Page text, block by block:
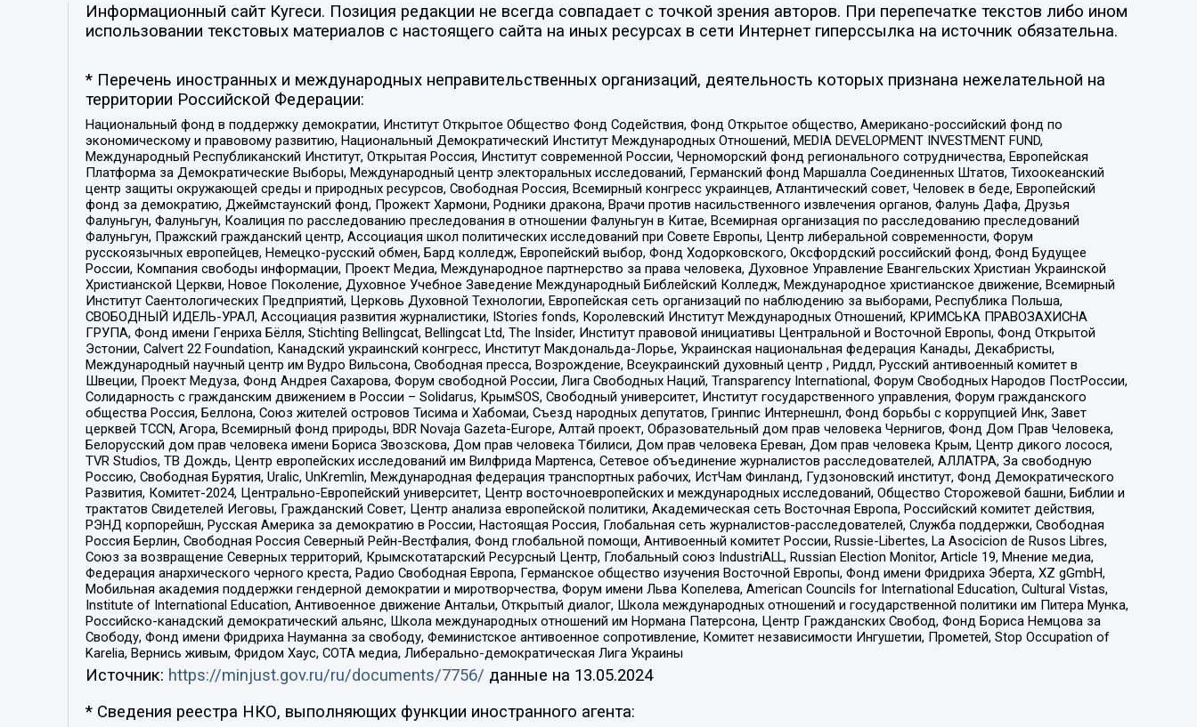
Информационный сайт Кугеси. Позиция редакции не всегда совпадает с точкой зрения авторов. При перепечатке текстов либо ином
использовании текстовых материалов с настоящего сайта на иных ресурсах в сети Интернет гиперссылка на источник обязательна.
* Перечень иностранных и международных неправительственных организаций, деятельность которых признана нежелательной на
территории Российской Федерации:
Национальный фонд в поддержку демократии, Институт Открытое Общество Фонд Содействия, Фонд Открытое общество, Американо-российский фонд по
экономическому и правовому развитию, Национальный Демократический Институт Международных Отношений, MEDIA DEVELOPMENT INVESTMENT FUND,
Международный Республиканский Институт, Открытая Россия, Институт современной России, Черноморский фонд регионального сотрудничества, Европейская
Платформа за Демократические Выборы, Международный центр электоральных исследований, Германский фонд Маршалла Соединенных Штатов, Тихоокеанский
центр защиты окружающей среды и природных ресурсов, Свободная Россия, Всемирный конгресс украинцев, Атлантический совет, Человек в беде, Европейский
фонд за демократию, Джеймстаунский фонд, Прожект Хармони, Родники дракона, Врачи против насильственного извлечения органов, Фалунь Дафа, Друзья
Фалуньгун, Фалуньгун, Коалиция по расследованию преследования в отношении Фалуньгун в Китае, Всемирная организация по расследованию преследований
Фалуньгун, Пражский гражданский центр, Ассоциация школ политических исследований при Совете Европы, Центр либеральной современности, Форум
русскоязычных европейцев, Немецко-русский обмен, Бард колледж, Европейский выбор, Фонд Ходорковского, Оксфордский российский фонд, Фонд Будущее
России, Компания свободы информации, Проект Медиа, Международное партнерство за права человека, Духовное Управление Евангельских Христиан Украинской
Христианской Церкви, Новое Поколение, Духовное Учебное Заведение Международный Библейский Колледж, Международное христианское движение, Всемирный
Институт Саентологических Предприятий, Церковь Духовной Технологии, Европейская сеть организаций по наблюдению за выборами, Республика Польша,
СВОБОДНЫЙ ИДЕЛЬ-УРАЛ, Ассоциация развития журналистики, IStories fonds, Королевский Институт Международных Отношений, КРИМСЬКА ПРАВОЗАХИСНА
ГРУПА, Фонд имени Генриха Бёлля, Stichting Bellingcat, Bellingcat Ltd, The Insider, Институт правовой инициативы Центральной и Восточной Европы, Фонд Открытой
Эстонии, Calvert 22 Foundation, Канадский украинский конгресс, Институт Макдональда-Лорье, Украинская национальная федерация Канады, Декабристы,
Международный научный центр им Вудро Вильсона, Свободная пресса, Возрождение, Всеукраинский духовный центр , Риддл, Русский антивоенный комитет в
Швеции, Проект Медуза, Фонд Андрея Сахарова, Форум свободной России, Лига Свободных Наций, Transparеncy International, Форум Свободных Народов ПостРоссии,
Солидарность с гражданским движением в России – Solidarus, КрымSOS, Свободный университет, Институт государственного управления, Форум гражданского
общества Россия, Беллона, Союз жителей островов Тисима и Хабомаи, Съезд народных депутатов, Гринпис Интернешнл, Фонд борьбы с коррупцией Инк, Завет
церквей TCCN, Агора, Всемирный фонд природы, BDR Novaja Gazeta-Europe, Алтай проект, Образовательный дом прав человека Чернигов, Фонд Дом Прав Человека,
Белорусский дом прав человека имени Бориса Звозскова, Дом прав человека Тбилиси, Дом прав человека Ереван, Дом прав человека Крым, Центр дикого лосося,
TVR Studios, ТВ Дождь, Центр европейских исследований им Вилфрида Мартенса, Сетевое объединение журналистов расследователей, АЛЛАТРА, За свободную
Россию, Свободная Бурятия, Uralic, UnKremlin, Международная федерация транспортных рабочих, ИстЧам Финланд, Гудзоновский институт, Фонд Демократического
Развития, Комитет-2024, Центрально-Европейский университет, Центр восточноевропейских и международных исследований, Общество Сторожевой башни, Библии и
трактатов Свидетелей Иеговы, Гражданский Совет, Центр анализа европейской политики, Академическая сеть Восточная Европа, Российский комитет действия,
РЭНД корпорейшн, Русская Америка за демократию в России, Настоящая Россия, Глобальная сеть журналистов-расследователей, Служба поддержки, Свободная
Россия Берлин, Свободная Россия Северный Рейн-Вестфалия, Фонд глобальной помощи, Антивоенный комитет России, Russie-Libertes, La Asocicion de Rusos Libres,
Союз за возвращение Северных территорий, Крымскотатарский Ресурсный Центр, Глобальный союз IndustriALL, Russian Election Monitor, Article 19, Мнение медиа,
Федерация анархического черного креста, Радио Свободная Европа, Германское общество изучения Восточной Европы, Фонд имени Фридриха Эберта, XZ gGmbH,
Мобильная академия поддержки гендерной демократии и миротворчества, Форум имени Льва Копелева, American Councils for International Education, Cultural Vistas,
Institute of International Education, Антивоенное движение Антальи, Открытый диалог, Школа международных отношений и государственной политики им Питера Мунка,
Российско-канадский демократический альянс, Школа международных отношений им Нормана Патерсона, Центр Гражданских Свобод, Фонд Бориса Немцова за
Свободу, Фонд имени Фридриха Науманна за свободу, Феминистское антивоенное сопротивление, Комитет независимости Ингушетии, Прометей, Stop Occupation of
Karelia, Вернись живым, Фридом Хаус, СОТА медиа, Либерально-демократическая Лига Украины
Источник: https://minjust.gov.ru/ru/documents/7756/ данные на 13.05.2024
* Сведения реестра НКО, выполняющих функции иностранного агента: